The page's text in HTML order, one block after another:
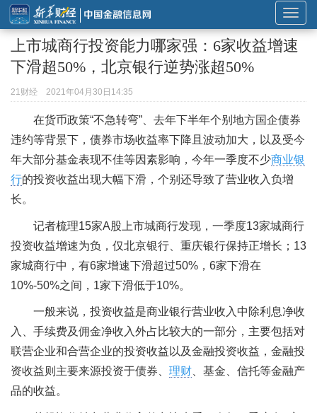
展
开
或
导
航
上市城商行投资能力哪家强：6家收益增速
下滑超50%，北京银行逆势涨超50%
21财经 2021年04月30日14:35
在货币政策“不急转弯”、去年下半年个别地方国企债券
违约等背景下，债券市场收益率下降且波动加大，以及受今
年大部分基金表现不佳等因素影响，今年一季度不少商业银
行的投资收益出现大幅下滑，个别还导致了营业收入负增
长。
记者梳理15家A股上市城商行发现，一季度13家城商行
投资收益增速为负，仅北京银行、重庆银行保持正增长；13
家城商行中，有6家增速下滑超过50%，6家下滑在
10%-50%之间，1家下滑低于10%。
一般来说，投资收益是商业银行营业收入中除利息净收
入、手续费及佣金净收入外占比较大的一部分，主要包括对
联营企业和合营企业的投资收益以及金融投资收益，金融投
资收益则主要来源投资于债券、 理财 、基金、信托等金融产
品的收益。